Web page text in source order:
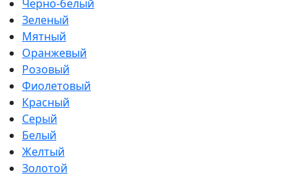
Черно-белый
Зеленый
Мятный
Оранжевый
Розовый
Фиолетовый
Красный
Серый
Белый
Желтый
Золотой